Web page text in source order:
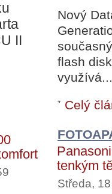
II
Nový
flash
využívá...
Celý
tenkým
Středa,